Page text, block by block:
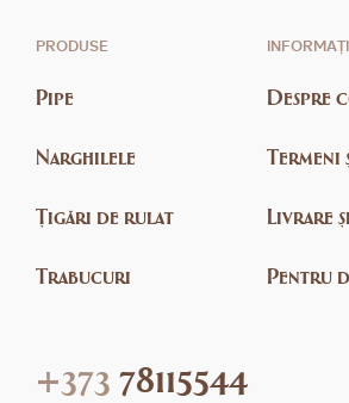
PRODUSE
Pipe
Narghilele
Țigări de rulat
Trabucuri
Despre
Livrare
Pentru
+373 78115544